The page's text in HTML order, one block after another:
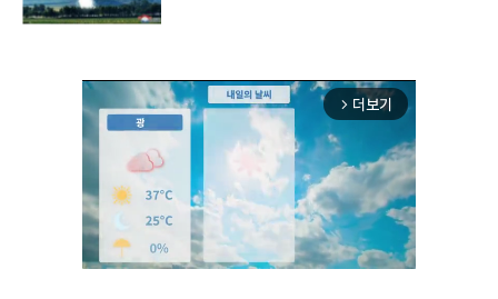
arrow_forward_ios 더보기